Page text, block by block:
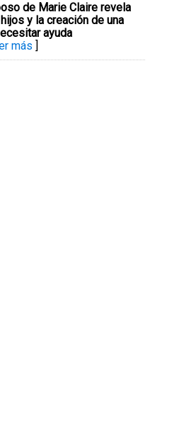
de Marie Claire revela
y la creación de una
ayuda
más ]